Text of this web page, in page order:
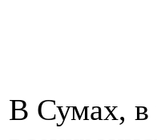
В Сумах, в